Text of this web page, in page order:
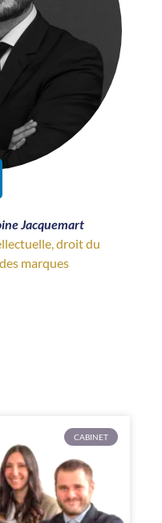
Jacquemart
droit du
marques
CABINET